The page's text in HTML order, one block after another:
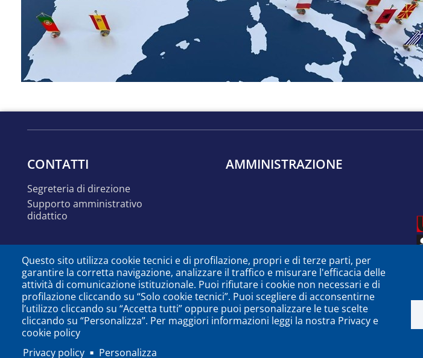
CONTATTI
segreteria di direzione
supporto amministrativo
didattico
AMMINISTRAZIONE
Questo sito utilizza cookie tecnici e di profilazione, propri e di terze parti, per
garantire la corretta navigazione, analizzare il traffico e misurare l'efficacia delle
attività di comunicazione istituzionale. Puoi rifiutare i cookie non necessari e di
profilazione cliccando su “Solo cookie tecnici”. Puoi scegliere di acconsentirne
l’utilizzo cliccando su “Accetta tutti” oppure puoi personalizzare le tue scelte
cliccando su “Personalizza”. Per maggiori informazioni leggi la nostra Privacy e
cookie policy
Privacy policy
Personalizza